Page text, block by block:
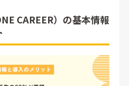
CAREER）の基本情報